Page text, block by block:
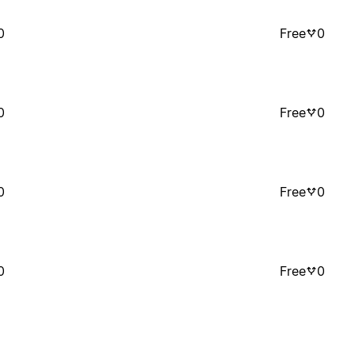
Free 0
Free 0
Free 0
Free 0